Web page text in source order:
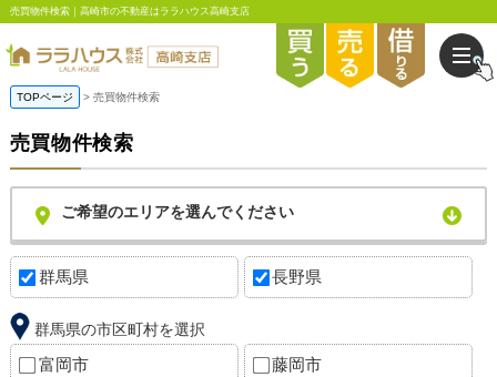
売買物件検索｜高崎市の不動産はララハウス高崎支店
TOPページ 売買物件検索
売買物件検索
ご希望のエリアを選んでください
群馬県 長野県
群馬県の市区町村を選択
富岡市 藤岡市